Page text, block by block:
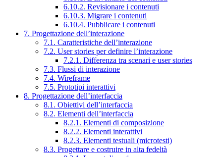
6.10.2. Revisionare i contenuti
6.10.3. Migrare i contenuti
6.10.4. Pubblicare i contenuti
7. Progettazione dell’interazione
7.1. Caratteristiche dell’interazione
7.2. User stories per definire l’interazione
7.2.1. Differenza tra scenari e user stories
7.3. Flussi di interazione
7.4. Wireframe
7.5. Prototipi interattivi
8. Progettazione dell’interfaccia
8.1. Obiettivi dell’interfaccia
8.2. Elementi dell’interfaccia
8.2.1. Elementi di composizione
8.2.2. Elementi interattivi
8.2.3. Elementi testuali (microtesti)
8.3. Progettare e costruire in alta fedeltà